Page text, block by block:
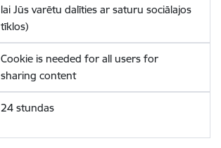
lai Jūs varētu dalīties ar saturu sociālajos
tīklos)
Cookie is needed for all users for
sharing content
24 stundas